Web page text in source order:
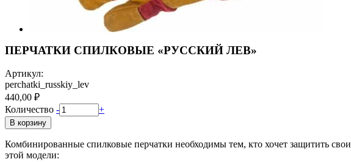
ПЕРЧАТКИ СПИЛКОВЫЕ «РУССКИЙ ЛЕВ»
Артикул:
perchatki_russkiy_lev
440,00 ₽
Количество - +
В корзину
Комбинированные спилковые перчатки необходимы тем, кто хочет защитить
этой модели: